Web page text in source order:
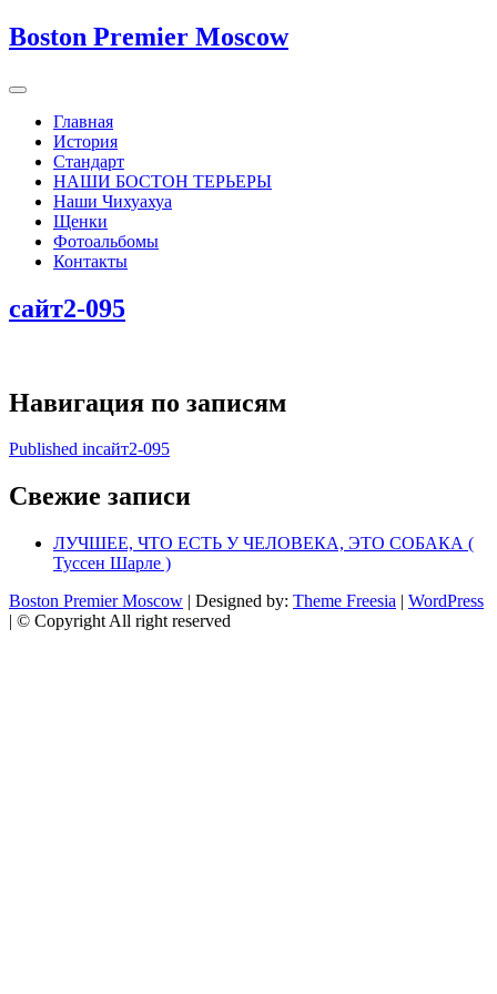
Boston Premier Moscow
Главная
История
Стандарт
НАШИ БОСТОН ТЕРЬЕРЫ
Наши Чихуахуа
Щенки
Фотоальбомы
Контакты
сайт2-095
Навигация по записям
Published inсайт2-095
Свежие записи
ЛУЧШЕЕ, ЧТО ЕСТЬ У ЧЕЛОВЕКА, ЭТО СОБАКА (
Туссен Шарле )
Boston Premier Moscow | Designed by: Theme Freesia | WordPress
| © Copyright All right reserved